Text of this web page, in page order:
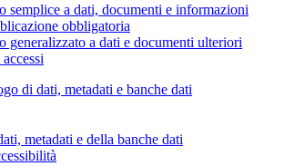
semplice a dati, documenti e informazioni
obbligatoria
generalizzato a dati e documenti ulteriori
di dati, metadati e banche dati
metadati e della banche dati